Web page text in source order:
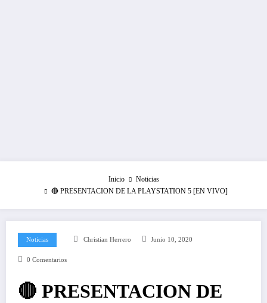
Inicio
Noticias
🔴 PRESENTACION DE LA PLAYSTATION 5 [EN VIVO]
Noticias Christian Herrero Junio 10, 2020
0 Comentarios
🔴 PRESENTACION DE